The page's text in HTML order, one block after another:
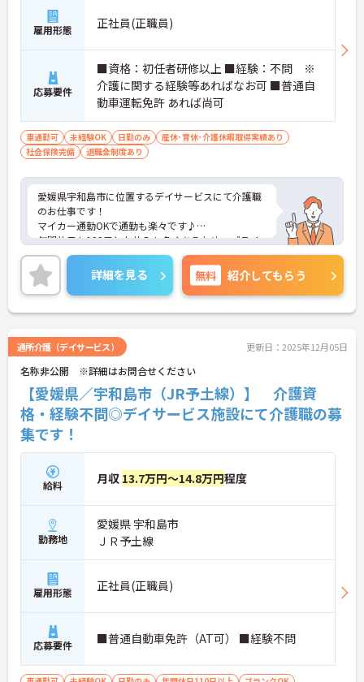
雇用形態 正社員(正職員)
応募要件
■資格：初任者研修以上 ■経験：不問 ※
介護に関する経験等あればなお可 ■普通自
動車運転免許 あれば尚可
車通勤可 未経験OK 日勤のみ
産休･育休･介護休暇取得実績あり
社会保険完備
退職金制度あり
愛媛県宇和島市に位置するデイサービスにて介護職
のお仕事です！
マイカー通勤OKで通勤も楽々です♪
年間休日も122日とお休みも多くあるため、プライ
ベートとの両立もしやすい環境◎
ご興味のある方には、面接対策ポイントなどさらに
詳細をお話いたしますので、お気軽にご相談くださ
い。
詳細を見る 無料 紹介してもらう
通所介護（デイサービス） 更新日：2025年12月05日
名称非公開 ※詳細はお問合せください
【愛媛県／宇和島市（JR予土線）】 介護資
格・経験不問◎デイサービス施設にて介護職の募
集です！
給料 月収 13.7万円～14.8万円程度
勤務地
愛媛県 宇和島市
ＪＲ予土線
雇用形態 正社員(正職員)
応募要件 ■普通自動車免許（AT可） ■経験不問